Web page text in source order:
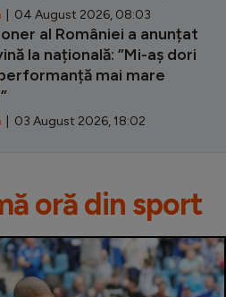
| 04 August 2026, 08:03
al României a anunțat
la națională: ”Mi-aș dori
mai mare
| 03 August 2026, 18:02
oră din sport